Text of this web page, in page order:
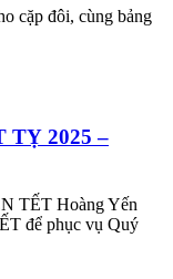
cặp đôi, cùng bảng
2025 –
TẾT Hoàng Yến
để phục vụ Quý